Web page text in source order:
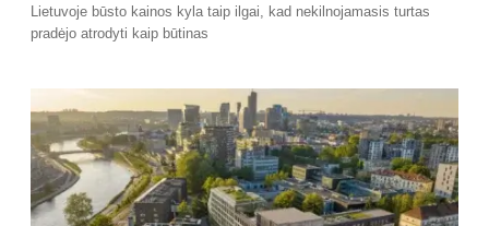
Lietuvoje būsto kainos kyla taip ilgai, kad nekilnojamasis turtas
pradėjo atrodyti kaip būtinas